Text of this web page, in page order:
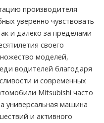
производителя
уверенно чувствовать
и далеко за пределами
своего
моделей,
водителей благодаря
и современных
Mitsubishi часто
машина
и активного